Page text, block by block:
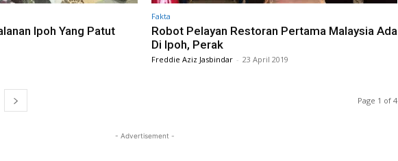
Ipoh Yang Patut
Fakta
Robot Pelayan Restoran Pertama Malaysia Ada
Di Ipoh, Perak
Freddie Aziz Jasbindar - 23 April 2019
Page 1 of 4
- Advertisement -